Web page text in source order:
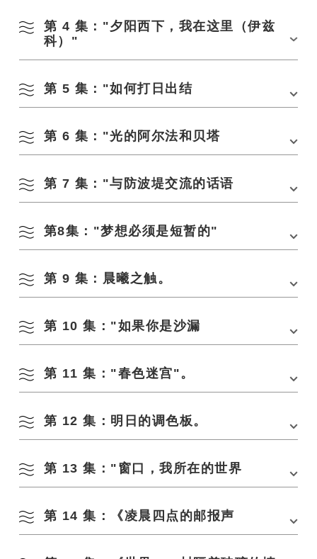
为什么不给长门拍照呢？
动 “YUKUTE PHOTO”，并于 2019 年 12 月开始在社交网站上发布以 “#长
官方网页
YUKUTE PHOTO.
地点：Tadano 海滩
日期：11 月下旬。
第 4 集："夕阳西下，我在这里（伊兹
科）"
地点：Aburaya Gobata/Aburaya 体育公园附近/Aburaya 岛
日期：12 月中旬
第 5 集："如何打日出结
地点：青海岛 （283 县道上）/青海大桥
日期：12 月下旬。
第 6 集："光的阿尔法和贝塔
地点： 长门汤本温泉 IC 和深川附近
日期： 11 月下旬。
第 7 集："与防波堤交流的话语
地点：白礁湖隧道附近
日期：11 月中旬
第8集："梦想必须是短暂的"
地点：阿布拉亚湾/阿布拉亚岛附近
日期：12 月中旬
第 9 集：晨曦之触。
地点：青海岛， 奥希希防波堤
日期：12 月下旬。
第 10 集："如果你是沙漏
地点：神木川公园
日期：4 月初
第 11 集："春色迷宫"。
地点：德咀河侵蚀控制公园（三隅地区）
日期：3 月下旬。
第 12 集：明日的调色板。
地点：妙见山展望公园附近（油屋地区）
日期：3 月下旬。
第 13 集："窗口，我所在的世界
地点：熊野山公园和俵山社区中心附近
日期：4 月初。
第 14 集：《凌晨四点的邮报声